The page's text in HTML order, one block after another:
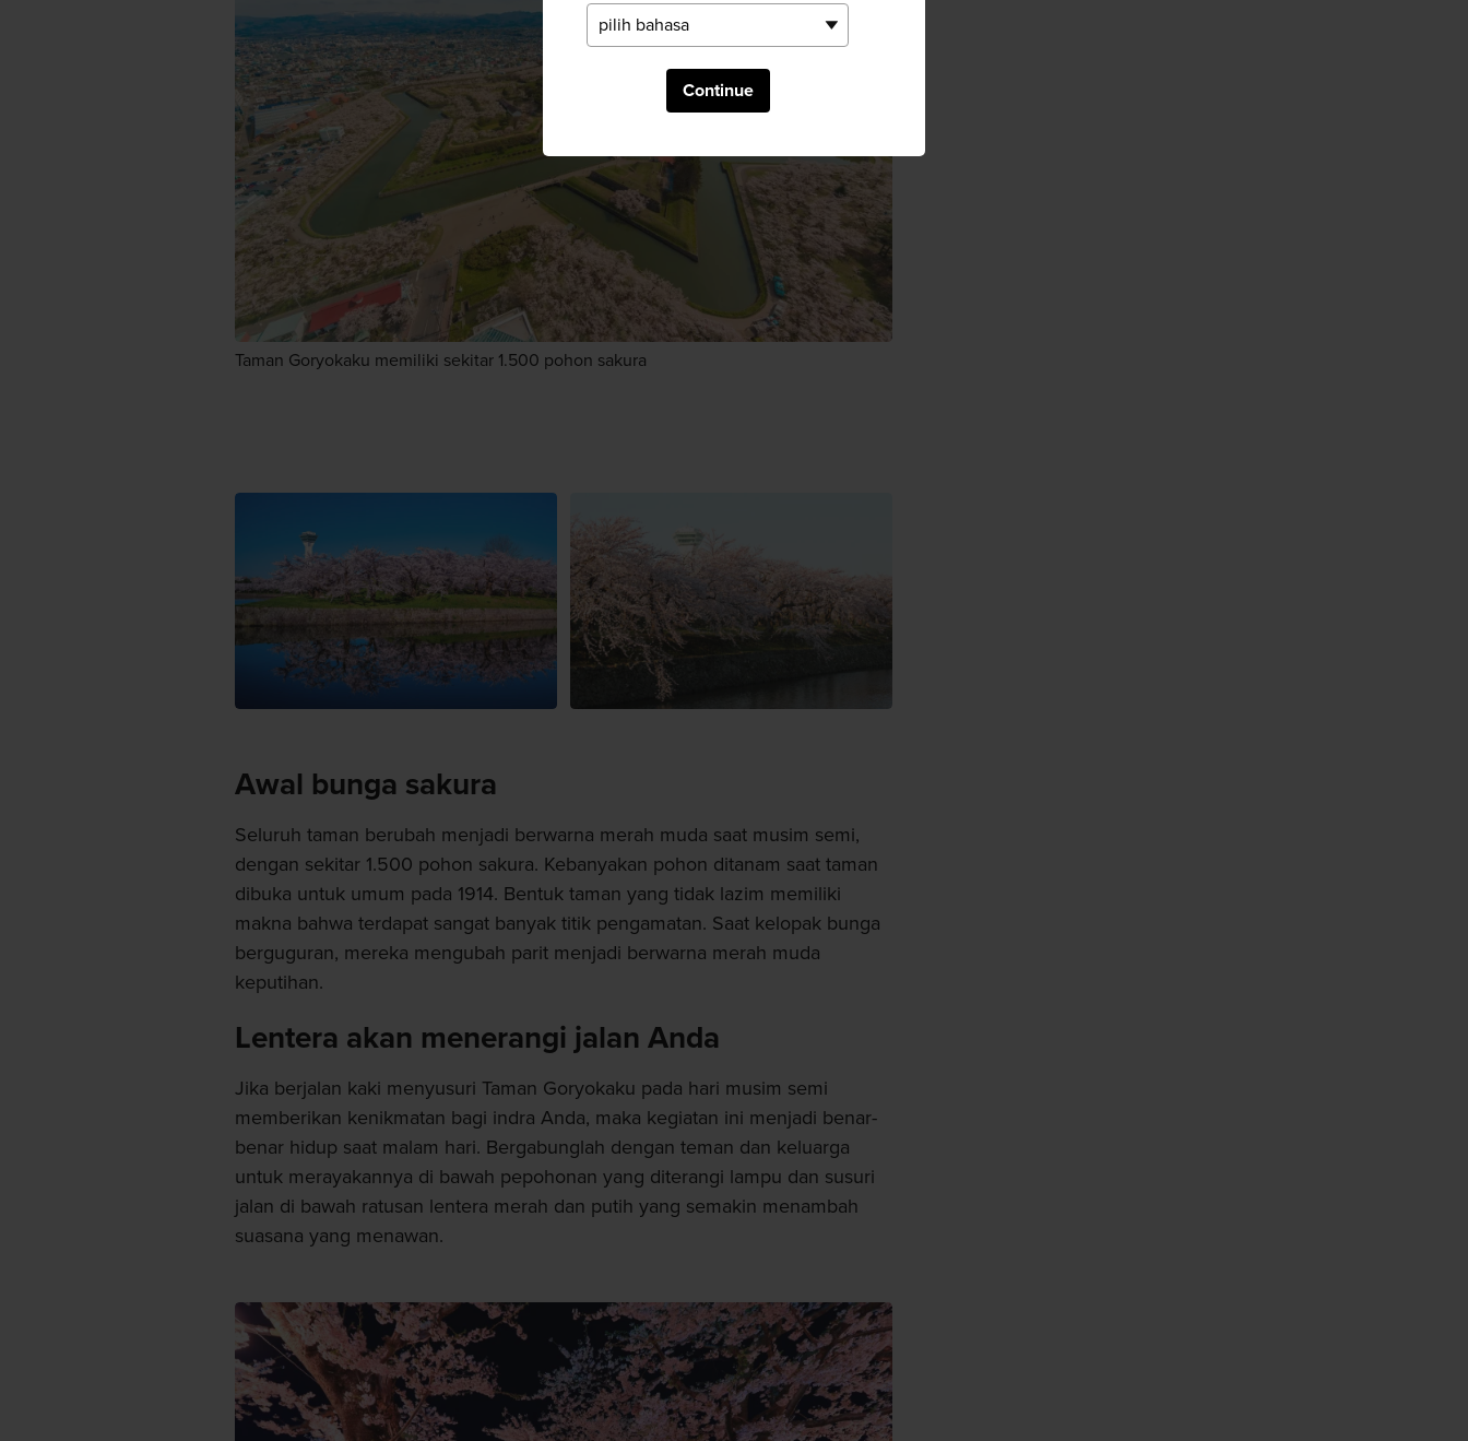
Continue
Taman Goryokaku memiliki sekitar 1.500 pohon sakura
Awal bunga sakura
Seluruh taman berubah menjadi berwarna merah muda saat musim semi,
dengan sekitar 1.500 pohon sakura. Kebanyakan pohon ditanam saat taman
dibuka untuk umum pada 1914. Bentuk taman yang tidak lazim memiliki
makna bahwa terdapat sangat banyak titik pengamatan. Saat kelopak bunga
berguguran, mereka mengubah parit menjadi berwarna merah muda
keputihan.
Lentera akan menerangi jalan Anda
Jika berjalan kaki menyusuri Taman Goryokaku pada hari musim semi
memberikan kenikmatan bagi indra Anda, maka kegiatan ini menjadi benar-
benar hidup saat malam hari. Bergabunglah dengan teman dan keluarga
untuk merayakannya di bawah pepohonan yang diterangi lampu dan susuri
jalan di bawah ratusan lentera merah dan putih yang semakin menambah
suasana yang menawan.